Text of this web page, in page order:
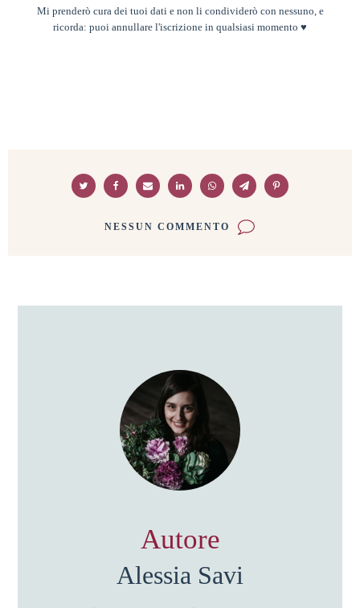
Mi prenderò cura dei tuoi dati e non li condividerò con nessuno, e
ricorda: puoi annullare l'iscrizione in qualsiasi momento ♥
NESSUN COMMENTO
Autore
Alessia Savi